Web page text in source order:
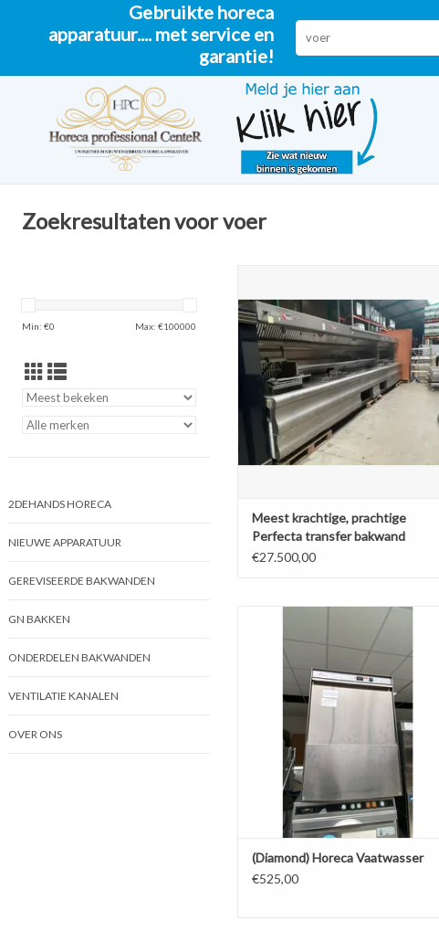
Gebruikte horeca
apparatuur.... met service en
garantie!
Zoekresultaten voor voer
Min: €0 Max: €100000
2DEHANDS HORECA
NIEUWE APPARATUUR
GEREVISEERDE BAKWANDEN
GN BAKKEN
ONDERDELEN BAKWANDEN
VENTILATIE KANALEN
OVER ONS
TOEVOEGEN AAN WINKELWAGEN
Meest krachtige, prachtige
Perfecta transfer bakwand
friteuse ooit
€27.500,00
(Diamond) Horeca Vaatwasser
TOEVOEGEN AAN WINKELWAGEN
(Diamond) Horeca Vaatwasser
€525,00